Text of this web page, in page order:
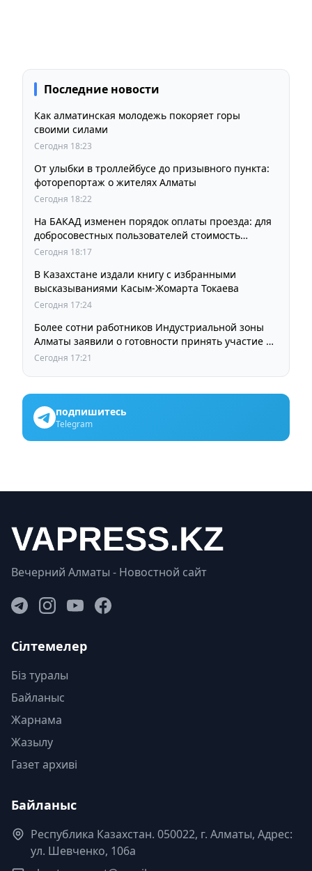
Последние новости
Как алматинская молодежь покоряет горы
своими силами
Сегодня 18:23
От улыбки в троллейбусе до призывного пункта:
фоторепортаж о жителях Алматы
Сегодня 18:22
На БАКАД изменен порядок оплаты проезда: для
добросовестных пользователей стоимость
остается прежней
Сегодня 18:17
В Казахстане издали книгу с избранными
высказываниями Касым-Жомарта Токаева
Сегодня 17:24
Более сотни работников Индустриальной зоны
Алматы заявили о готовности принять участие в
выборах членов Курылтая
Сегодня 17:21
подпишитесь
Telegram
Вечерний Алматы - Новостной сайт
Сілтемелер
Біз туралы
Байланыс
Жарнама
Жазылу
Газет архиві
Байланыс
Республика Казахстан. 050022, г. Алматы, Адрес:
ул. Шевченко, 106а